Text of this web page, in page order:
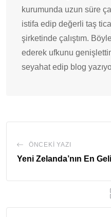
kurumunda uzun süre
istifa edip değerli taş
şirketinde çalıştım.
ederek ufkunu
seyahat edip blog
ÖNCEKI YAZI
Yeni Zelanda’nın En